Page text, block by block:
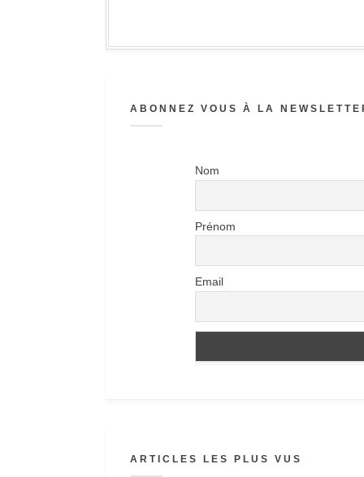
ABONNEZ VOUS À LA
Nom
Prénom
Email
ARTICLES LES PLUS VUS